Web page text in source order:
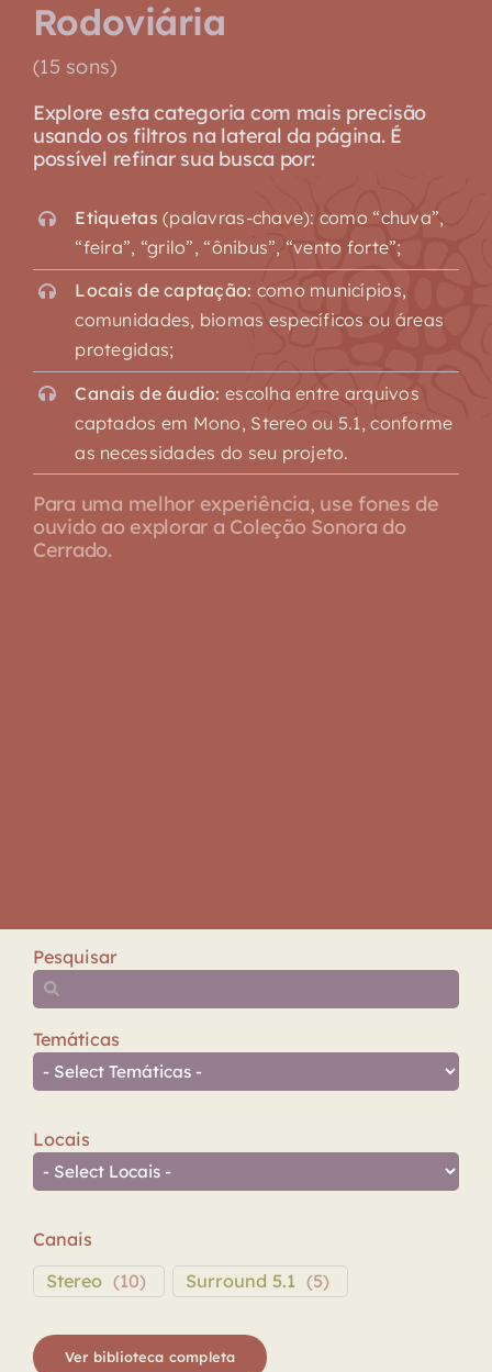
Rodoviária
(15 sons)
Explore esta categoria com mais precisão
usando os filtros na lateral da página. É
possível refinar sua busca por:
Etiquetas (palavras-chave): como “chuva”,
“feira”, “grilo”, “ônibus”, “vento forte”;
Locais de captação: como municípios,
comunidades, biomas específicos ou áreas
protegidas;
Canais de áudio: escolha entre arquivos
captados em Mono, Stereo ou 5.1, conforme
as necessidades do seu projeto.
Para uma melhor experiência, use fones de
ouvido ao explorar a Coleção Sonora do
Cerrado.
Pesquisar
Temáticas
Locais
Canais
Stereo (10) Surround 5.1 (5)
Ver biblioteca completa